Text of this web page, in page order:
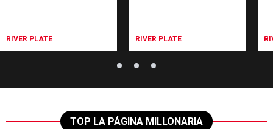
RIVER PLATE RIVER PLATE
TOP LA PÁGINA MILLONARIA